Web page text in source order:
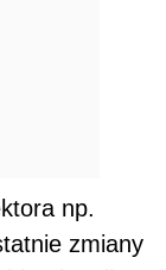
np.
zmiany